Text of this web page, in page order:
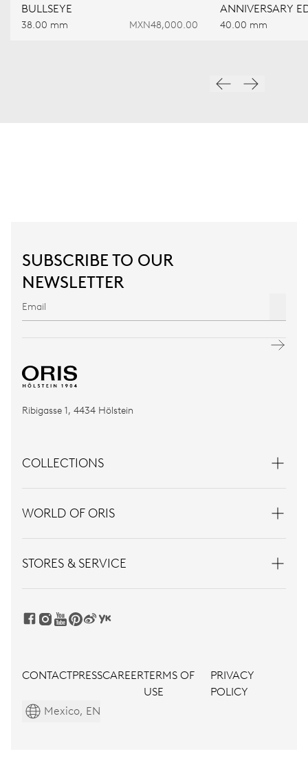
BULLSEYE
38.00 mm MXN48,000.00
ANNIVERSARY
40.00 mm
SUBSCRIBE TO OUR
NEWSLETTER
Ribigasse 1, 4434 Hölstein
COLLECTIONS
WORLD OF ORIS
STORES & SERVICE
CONTACTPRESSCAREERTERMS OF
USE
PRIVACY
POLICY
Mexico, EN